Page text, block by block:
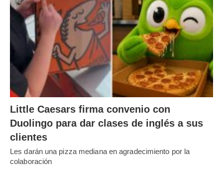
Little Caesars firma convenio con
Duolingo para dar clases de inglés a sus
clientes
Les darán una pizza mediana en agradecimiento por la
colaboración